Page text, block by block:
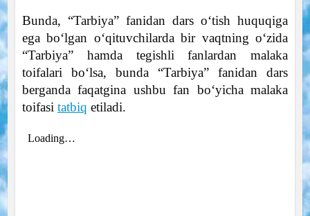
Bunda, “Tarbiya” fanidan dars oʻtish huquqiga
ega boʻlgan oʻqituvchilarda bir vaqtning oʻzida
“Tarbiya” hamda tegishli fanlardan malaka
toifalari boʻlsa, bunda “Tarbiya” fanidan dars
berganda faqatgina ushbu fan boʻyicha malaka
toifasi tatbiq etiladi.